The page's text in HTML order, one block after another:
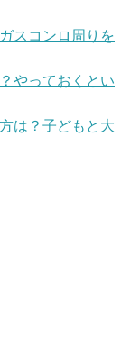
スコンロ周りを
やっておくとい
は？子どもと大